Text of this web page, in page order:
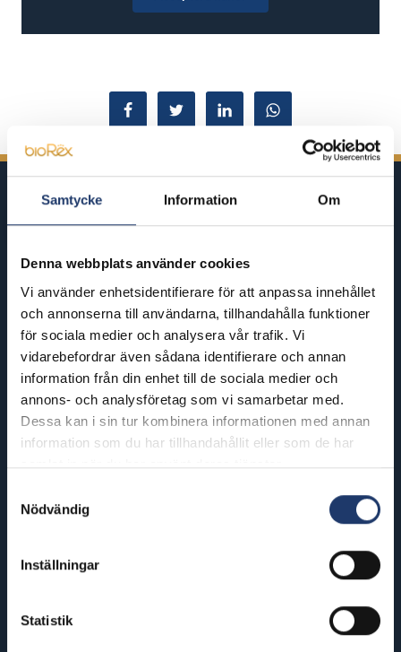
Samtycke Information Om
Denna webbplats använder cookies
Vi använder enhetsidentifierare för att anpassa innehållet
och annonserna till användarna, tillhandahålla funktioner
för sociala medier och analysera vår trafik. Vi
vidarebefordrar även sådana identifierare och annan
information från din enhet till de sociala medier och
annons- och analysföretag som vi samarbetar med.
Dessa kan i sin tur kombinera informationen med annan
information som du har tillhandahållit eller som de har
samlat in när du har använt deras tjänster.
Nödvändig
Inställningar
Statistik
Dela på FacebookDela i Twitter Dela i LinkedIn
BioRex har 12 biografer runt om i
Finland
Helsinki
BioRex Redi
BioRex Tripla
Hyvinkää
BioRex Verkatehdas
Riihimäki
BioRex Riihimäki
Rovaniemi
BioRex Rovaniemi